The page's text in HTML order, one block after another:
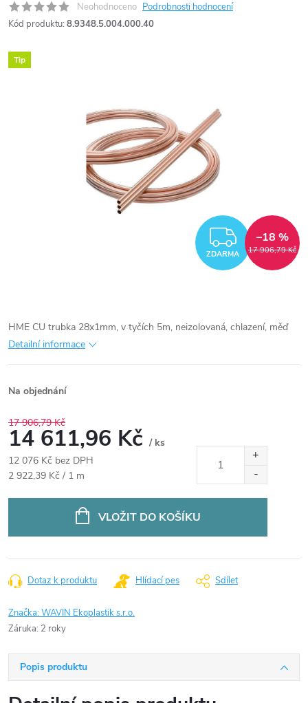
Neohodnoceno Podrobnosti hodnocení
Kód produktu: 8.9348.5.004.000.40
Tip
ZDARMA 17 906,79 Kč
–18 %
HME CU trubka 28x1mm, v tyčích 5m, neizolovaná, chlazení, měď
Detailní informace
Na objednání
17 906,79 Kč
14 611,96 Kč / ks
12 076 Kč bez DPH
Měrná
2 922,39 Kč / 1 m
VLOŽIT DO KOŠÍKU
Dotaz k produktu Hlídací pes Sdílet
Značka:WAVIN Ekoplastik s.r.o.
Záruka: 2 roky
Popis produktu